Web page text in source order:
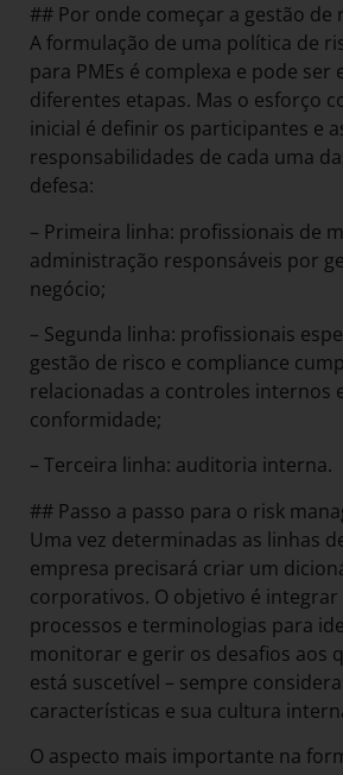
## Por onde começar a gestão de
A formulação de uma política de
para PMEs é complexa e pode
diferentes etapas. Mas o esforço
inicial é definir os participantes e
responsabilidades de cada uma
defesa:
– Primeira linha: profissionais de
administração responsáveis por
negócio;
– Segunda linha: profissionais
gestão de risco e compliance
relacionadas a controles internos
conformidade;
– Terceira linha: auditoria interna.
## Passo a passo para o risk
Uma vez determinadas as linhas
empresa precisará criar um
corporativos. O objetivo é
processos e terminologias para
monitorar e gerir os desafios aos
está suscetível – sempre
características e sua cultura
O aspecto mais importante na